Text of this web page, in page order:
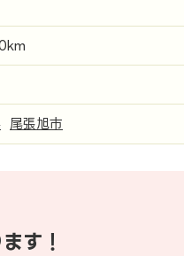
尾張旭市
す！